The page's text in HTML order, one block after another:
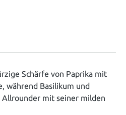
Schärfe von Paprika mit
während Basilikum und
Allrounder mit seiner milden